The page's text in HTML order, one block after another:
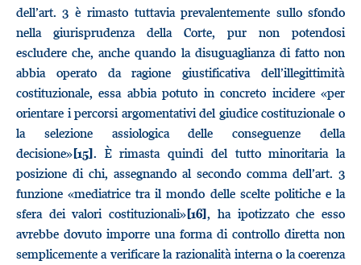
dell’art. 3 è rimasto tuttavia prevalentemente sullo sfondo
nella giurisprudenza della Corte, pur non potendosi
escludere che, anche quando la disuguaglianza di fatto non
abbia operato da ragione giustificativa dell’illegittimità
costituzionale, essa abbia potuto in concreto incidere «per
orientare i percorsi argomentativi del giudice costituzionale o
la selezione assiologica delle conseguenze della
decisione»[15]. È rimasta quindi del tutto minoritaria la
posizione di chi, assegnando al secondo comma dell’art. 3
funzione «mediatrice tra il mondo delle scelte politiche e la
sfera dei valori costituzionali»[16], ha ipotizzato che esso
avrebbe dovuto imporre una forma di controllo diretta non
semplicemente a verificare la razionalità interna o la coerenza